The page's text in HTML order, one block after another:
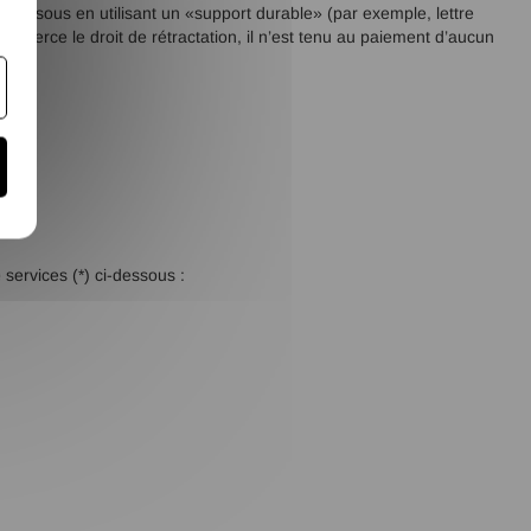
en utilisant un «support durable» (par exemple, lettre
le droit de rétractation, il n’est tenu au paiement d’aucun
(*) ci-dessous :